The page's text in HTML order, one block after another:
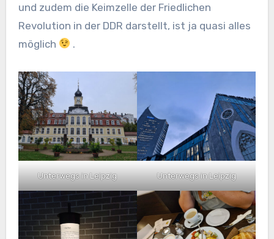
und zudem die Keimzelle der Friedlichen
Revolution in der DDR darstellt, ist ja quasi alles
möglich
.
Unterwegs in Leipzig Unterwegs in Leipzig